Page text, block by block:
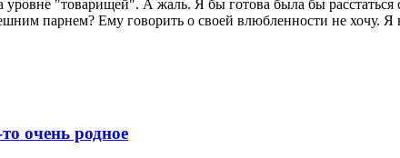
"товарищей". А жаль. Я бы готова была бы
парнем? Ему говорить о своей влюбленности не хочу. Я
очень родное